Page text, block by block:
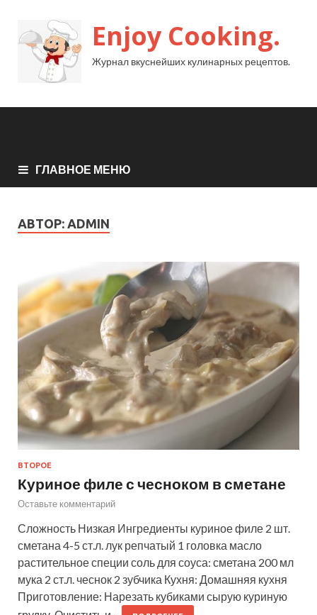
Enjoy Cooking.
Журнал вкуснейших кулинарных рецептов.
ГЛАВНОЕ МЕНЮ
АВТОР: ADMIN
ВТОРОЕ
Куриное филе с чесноком в сметане
Оставьте комментарий
Сложность Низкая Ингредиенты куриное филе 2 шт.
сметана 4-5 ст.л. лук репчатый 1 головка масло
растительное специи соль для соуса: сметана 200 мл
мука 2 ст.л. чеснок 2 зубчика Кухня: Домашняя кухня
Приготовление: Нарезать кубиками сырую куриную